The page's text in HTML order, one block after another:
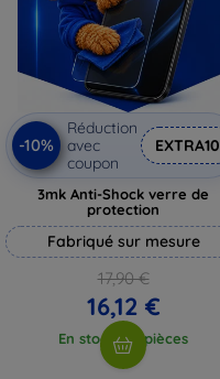
-10%
Réduction
avec
coupon
EXTRA10
3mk Anti-Shock verre de
protection
Fabriqué sur mesure
17,90 €
16,12 €
En stock > 5 pièces